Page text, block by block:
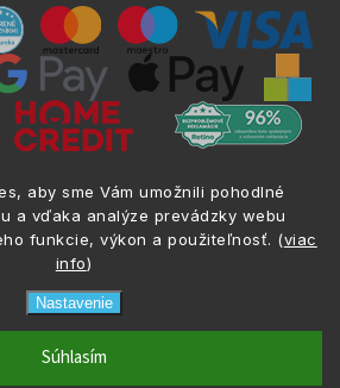
aby sme Vám umožnili pohodlné
a vďaka analýze prevádzky webu
funkcie, výkon a použiteľnosť. (viac
info)
Nastavenie
Súhlasím
práva vyhradené.
0917 133 662